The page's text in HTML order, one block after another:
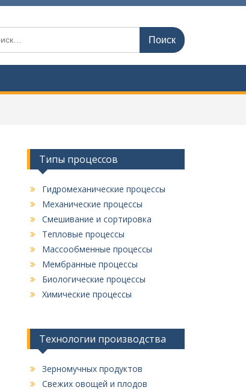
Типы процессов
Гидромеханические процессы
Механические процессы
Смешивание и сортировка
Тепловые процессы
Массообменные процессы
Мембранные процессы
Биологические процессы
Химические процессы
Технологии производства
Зерномучных продуктов
Свежих овощей и плодов